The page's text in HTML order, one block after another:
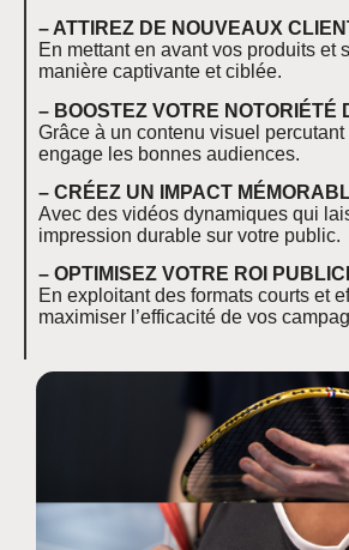
– ATTIREZ DE NOUVEAUX
En mettant en avant vos produits et
manière captivante et ciblée.
– BOOSTEZ VOTRE NOTORIÉTÉ
Grâce à un contenu visuel
engage les bonnes audiences.
– CRÉEZ UN IMPACT
Avec des vidéos dynamiques qui
impression durable sur votre public.
– OPTIMISEZ VOTRE ROI
En exploitant des formats courts et
maximiser l’efficacité de vos